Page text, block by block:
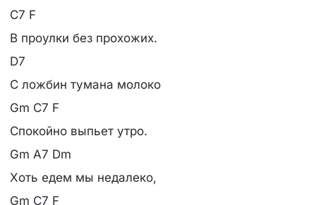
C7 F
В проулки без прохожих.
D7
С ложбин тумана молоко
Gm C7 F
Спокойно выпьет утро.
Gm A7 Dm
Хоть едем мы недалеко,
Gm C7 F